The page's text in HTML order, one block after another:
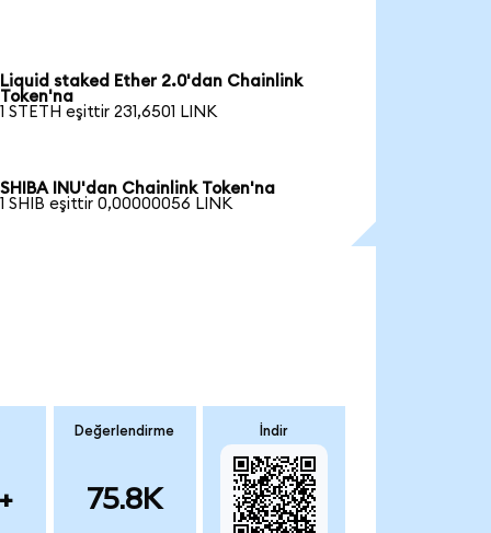
Liquid staked Ether 2.0'dan Chainlink
Token'na
1 STETH eşittir 231,6501 LINK
SHIBA INU'dan Chainlink Token'na
1 SHIB eşittir 0,00000056 LINK
Değerlendirme
75.8K
İndir